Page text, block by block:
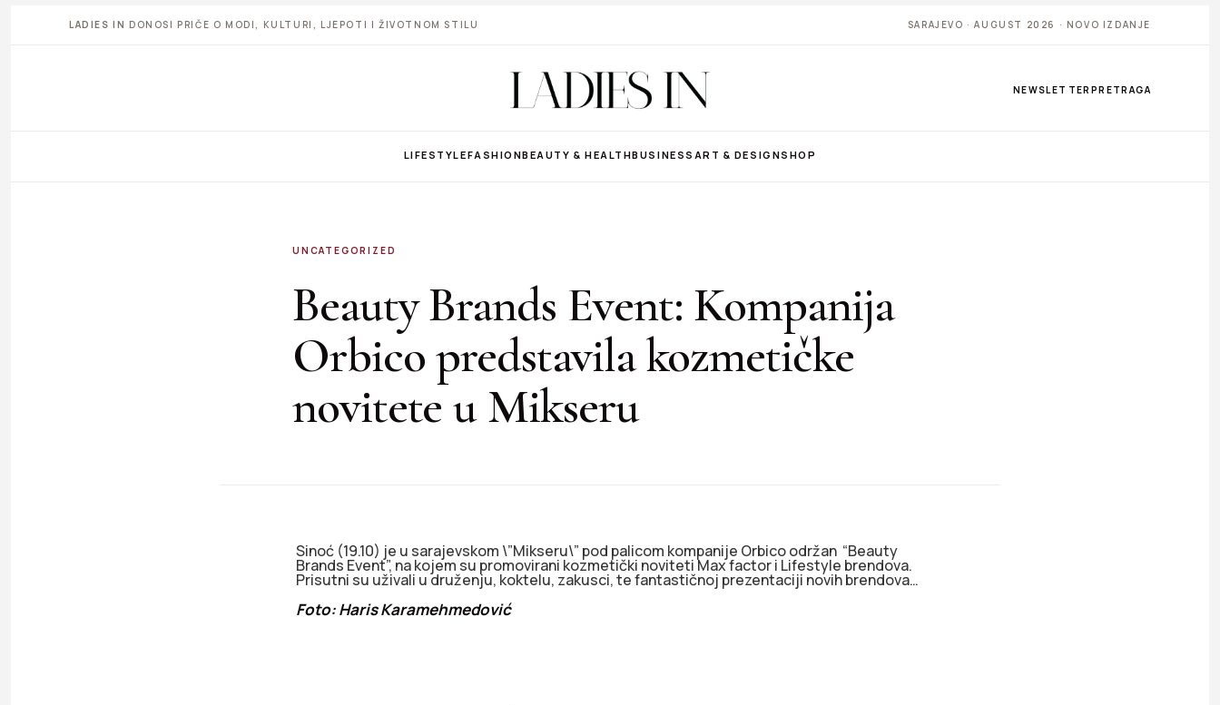
LADIES IN DONOSI PRIČE O MODI, KULTURI, LJEPOTI I ŽIVOTNOM STILU SARAJEVO · AUGUST 2026 · NOVO IZDANJE
NEWSLETTER PRETRAGA
LIFESTYLEFASHIONBEAUTY & HEALTHBUSINESS ART & DESIGNSHOP
UNCATEGORIZED
Beauty Brands Event: Kompanija
Orbico predstavila kozmetičke
novitete u Mikseru
Sinoć (19.10) je u sarajevskom \”Mikseru\” pod palicom kompanije Orbico održan “Beauty
Brands Event”, na kojem su promovirani kozmetički noviteti Max factor i Lifestyle brendova.
Prisutni su uživali u druženju, koktelu, zakusci, te fantastičnoj prezentaciji novih brendova…
Foto: Haris Karamehmedović